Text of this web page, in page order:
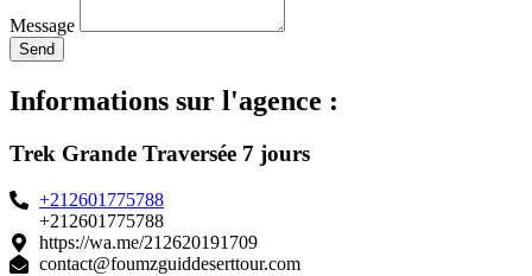
Message
Send
Informations sur l'agence :
Trek Grande Traversée 7 jours
+212601775788
+212601775788
https://wa.me/212620191709
contact@foumzguiddeserttour.com